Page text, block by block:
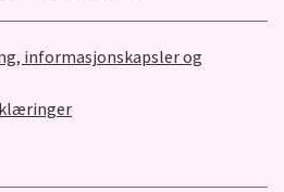
informasjonskapsler og